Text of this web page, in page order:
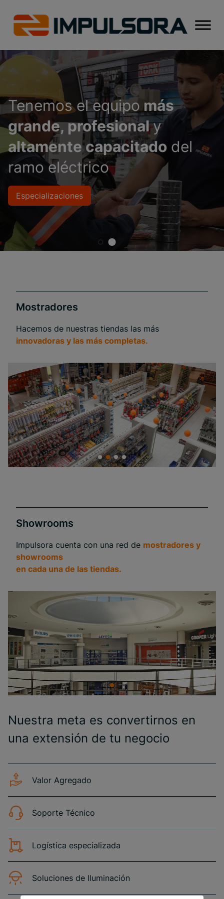
Tenemos el equipomás
grande, profesionaly
altamente capacitado del
ramo eléctrico
Especializaciones
Mostradores
Hacemos de nuestras tiendas las más
innovadoras y las más completas.
Showrooms
Impulsora cuenta con una red de mostradores y
showrooms
en cada una de las tiendas.
Nuestra meta es convertirnos en
una extensión de tu negocio
Valor Agregado
Soporte Técnico
Logística especializada
Soluciones de Iluminación